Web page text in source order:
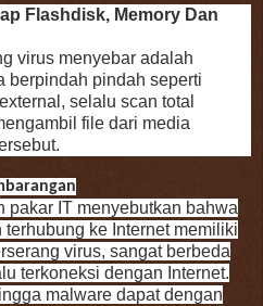
Flashdisk, Memory Dan
virus menyebar adalah
berpindah pindah seperti
selalu scan total
file dari media
pakar IT menyebutkan bahwa
ke Internet memiliki
virus, sangat berbeda
terkoneksi dengan Internet.
malware dapat dengan